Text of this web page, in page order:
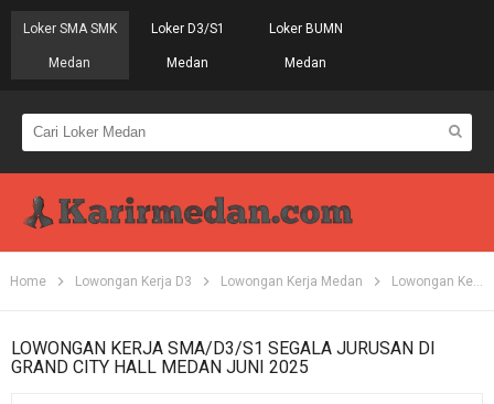
Loker SMA SMK
Medan
Loker D3/S1
Medan
Loker BUMN
Medan
Home Lowongan Kerja D3 Lowongan Kerja Medan Lowongan Kerja S1
LOWONGAN KERJA SMA/D3/S1 SEGALA JURUSAN DI
GRAND CITY HALL MEDAN JUNI 2025